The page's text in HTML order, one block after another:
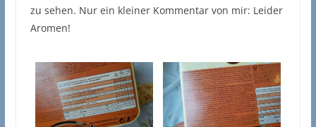
zu sehen. Nur ein kleiner Kommentar von mir: Leider
Aromen!